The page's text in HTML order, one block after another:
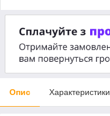
Опис Характеристики